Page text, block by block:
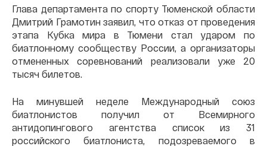
Глава департамента по спорту Тюменской области
Дмитрий Грамотин заявил, что отказ от проведения
этапа Кубка мира в Тюмени стал ударом по
биатлонному сообществу России, а организаторы
отмененных соревнований реализовали уже 20
тысяч билетов.
На минувшей неделе Международный союз
биатлонистов получил от Всемирного
антидопингового агентства список из 31
российского биатлониста, подозреваемого в